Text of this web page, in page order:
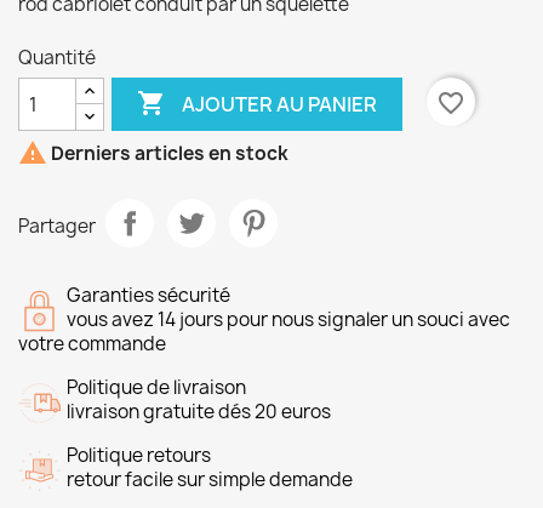
Quantité
 AJOUTER AU PANIER
favorite_border
 Derniers articles en stock
Partager
Garanties sécurité
vous avez 14 jours pour nous signaler un souci avec
votre commande
Politique de livraison
livraison gratuite dés 20 euros
Politique retours
retour facile sur simple demande